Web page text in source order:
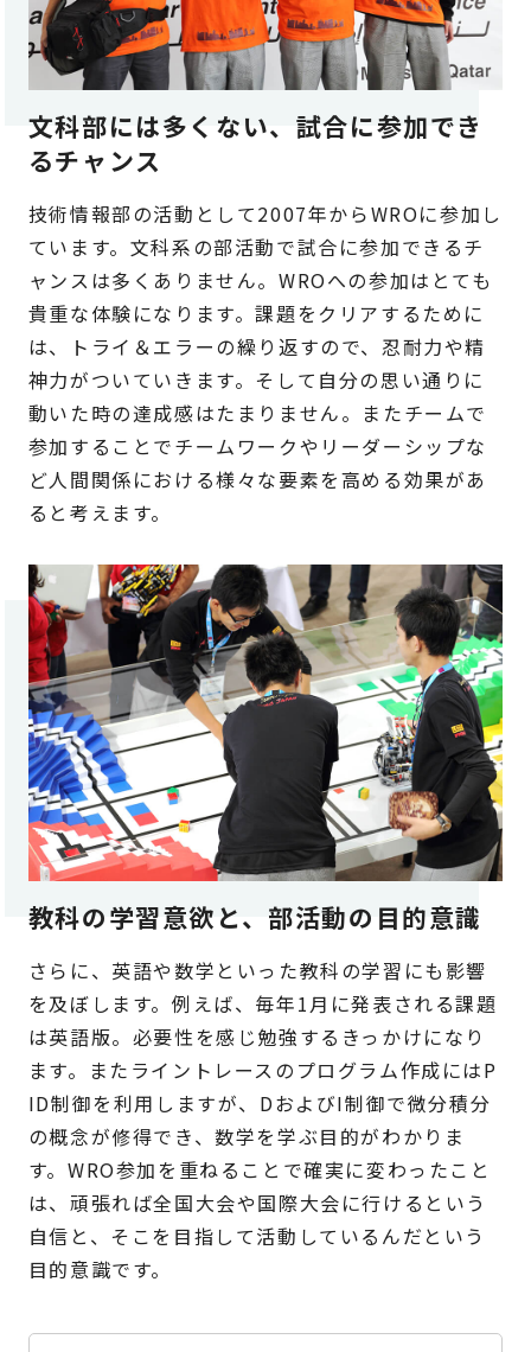
文科部には多くない、 試合に参加でき
るチャンス
技術情報部の活動として2007年からWROに参加し
ています。文科系の部活動で試合に参加できるチ
ャンスは多くありません。WROへの参加はとても
貴重な体験になります。課題をクリアするために
は、トライ＆エラーの繰り返すので、忍耐力や精
神力がついていきます。そして自分の思い通りに
動いた時の達成感はたまりません。またチームで
参加することでチームワークやリーダーシップな
ど人間関係における様々な要素を高める効果があ
ると考えます。
教科の学習意欲と、部活動の目的意識
さらに、英語や数学といった教科の学習にも影響
を及ぼします。例えば、毎年1月に発表される課題
は英語版。必要性を感じ勉強するきっかけになり
ます。またライントレースのプログラム作成にはP
ID制御を利用しますが、DおよびI制御で微分積分
の概念が修得でき、数学を学ぶ目的がわかりま
す。WRO参加を重ねることで確実に変わったこと
は、頑張れば全国大会や国際大会に行けるという
自信と、そこを目指して活動しているんだという
目的意識です。